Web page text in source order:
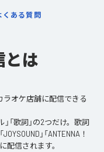
くある質問
とは
オケ店舗に配信できる
「歌詞」の2つだけ。歌詞
」「ANTENNA！
配信されます。